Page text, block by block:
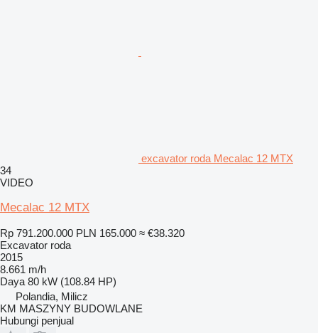
excavator roda Mecalac 12 MTX
34
VIDEO
Mecalac 12 MTX
Rp 791.200.000 PLN 165.000 ≈ €38.320
Excavator roda
2015
8.661 m/h
Daya 80 kW (108.84 HP)
Polandia, Milicz
KM MASZYNY BUDOWLANE
Hubungi penjual